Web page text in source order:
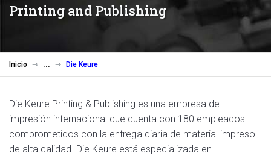
Printing and Publishing
Inicio Die Keure
Die Keure Printing & Publishing es una empresa de
impresión internacional que cuenta con 180 empleados
comprometidos con la entrega diaria de material impreso
de alta calidad. Die Keure está especializada en